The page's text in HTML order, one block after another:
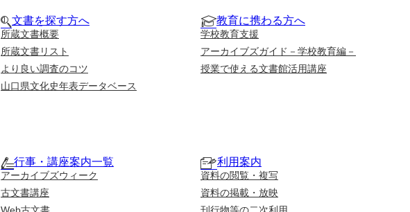
文書を探す方へ
所蔵文書概要
所蔵文書リスト
より良い調査のコツ
山口県文化史年表データベース
教育に携わる方へ
学校教育支援
アーカイブズガイド－学校教育編－
授業で使える文書館活用講座
行事・講座案内一覧
アーカイブズウィーク
古文書講座
利用案内
資料の閲覧・複写
資料の掲載・放映